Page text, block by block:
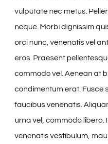
vulputate nec metus.
neque. Morbi dignissim
orci nunc, venenatis vel
eros. Praesent
commodo vel. Aenean at
condimentum erat. Fusce
faucibus venenatis.
urna vel, commodo libero.
venenatis vestibulum,